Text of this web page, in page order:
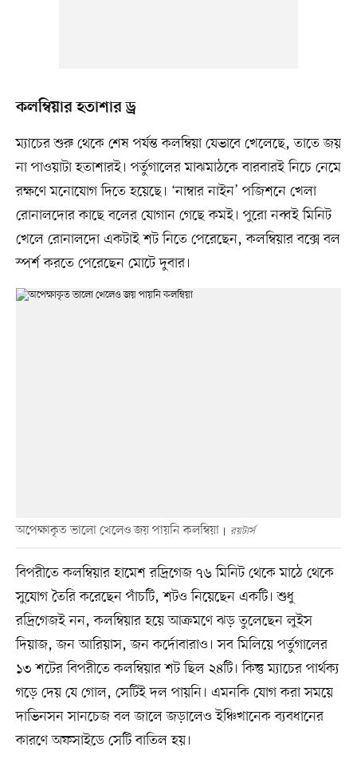
কলম্বিয়ার হতাশার ড্র
ম্যাচের শুরু থেকে শেষ পর্যন্ত কলম্বিয়া যেভাবে খেলেছে, তাতে জয়
না পাওয়াটা হতাশারই। পর্তুগালের মাঝমাঠকে বারবারই নিচে নেমে
রক্ষণে মনোযোগ দিতে হয়েছে। ‘নাম্বার নাইন’ পজিশনে খেলা
রোনালদোর কাছে বলের যোগান গেছে কমই। পুরো নব্বই মিনিট
খেলে রোনালদো একটাই শট নিতে পেরেছেন, কলম্বিয়ার বক্সে বল
স্পর্শ করতে পেরেছেন মোটে দুবার।
অপেক্ষাকৃত ভালো খেলেও জয় পায়নি কলম্বিয়া রয়টার্স
বিপরীতে কলম্বিয়ার হামেশ রদ্রিগেজ ৭৬ মিনিট থেকে মাঠে থেকে
সুযোগ তৈরি করেছেন পাঁচটি, শটও নিয়েছেন একটি। শুধু
রদ্রিগেজই নন, কলম্বিয়ার হয়ে আক্রমণে ঝড় তুলেছেন লুইস
দিয়াজ, জন আরিয়াস, জন কর্দোবারাও। সব মিলিয়ে পর্তুগালের
১৩ শটের বিপরীতে কলম্বিয়ার শট ছিল ২৪টি। কিন্তু ম্যাচের পার্থক্য
গড়ে দেয় যে গোল, সেটিই দল পায়নি। এমনকি যোগ করা সময়ে
দাভিনসন সানচেজ বল জালে জড়ালেও ইঞ্চিখানেক ব্যবধানের
কারণে অফসাইডে সেটি বাতিল হয়।